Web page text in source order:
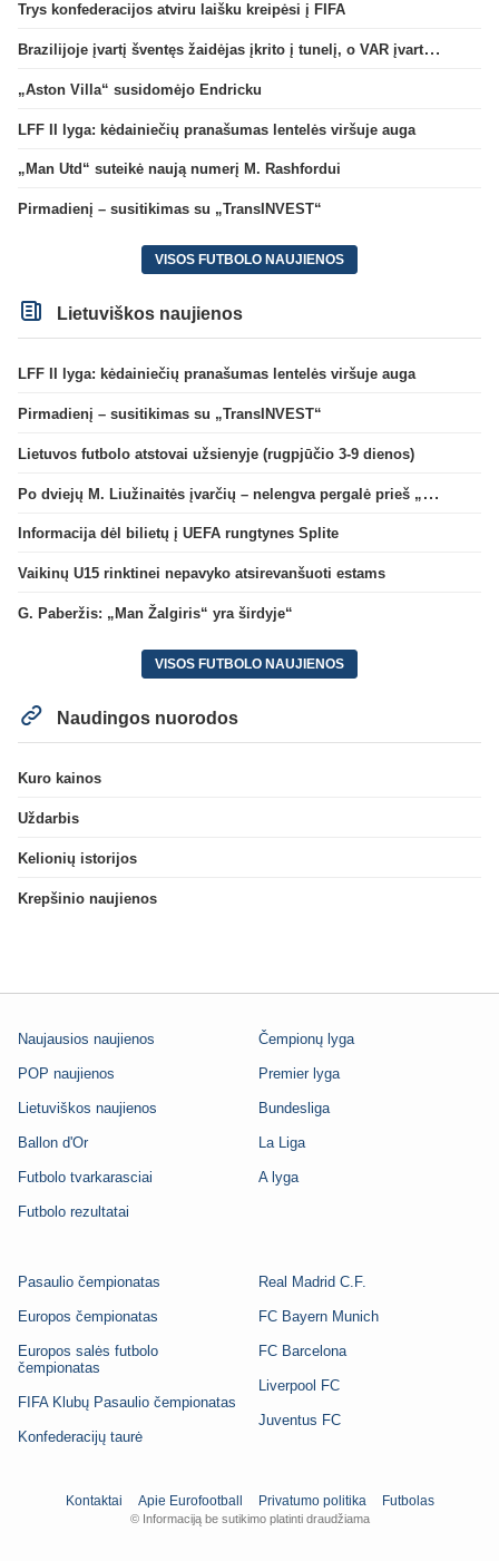
Trys konfederacijos atviru laišku kreipėsi į FIFA
Brazilijoje įvartį šventęs žaidėjas įkrito į tunelį, o VAR įvartį atšaukė
„Aston Villa“ susidomėjo Endricku
LFF II lyga: kėdainiečių pranašumas lentelės viršuje auga
„Man Utd“ suteikė naują numerį M. Rashfordui
Pirmadienį – susitikimas su „TransINVEST“
VISOS FUTBOLO NAUJIENOS
Lietuviškos naujienos
LFF II lyga: kėdainiečių pranašumas lentelės viršuje auga
Pirmadienį – susitikimas su „TransINVEST“
Lietuvos futbolo atstovai užsienyje (rugpjūčio 3-9 dienos)
Po dviejų M. Liužinaitės įvarčių – nelengva pergalė prieš „Bangą“
Informacija dėl bilietų į UEFA rungtynes Splite
Vaikinų U15 rinktinei nepavyko atsirevanšuoti estams
G. Paberžis: „Man Žalgiris“ yra širdyje“
VISOS FUTBOLO NAUJIENOS
Naudingos nuorodos
Kuro kainos
Uždarbis
Kelionių istorijos
Krepšinio naujienos
Naujausios naujienos
POP naujienos
Lietuviškos naujienos
Ballon d'Or
Futbolo tvarkarasciai
Futbolo rezultatai
Čempionų lyga
Premier lyga
Bundesliga
La Liga
A lyga
Pasaulio čempionatas
Europos čempionatas
Europos salės futbolo
čempionatas
FIFA Klubų Pasaulio čempionatas
Konfederacijų taurė
Real Madrid C.F.
FC Bayern Munich
FC Barcelona
Liverpool FC
Juventus FC
Kontaktai Apie Eurofootball Privatumo politika Futbolas
© Informaciją be sutikimo platinti draudžiama